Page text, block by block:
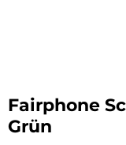
Fairphone
Grün